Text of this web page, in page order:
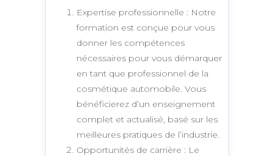
Expertise professionnelle : Notre
formation est conçue pour vous
donner les compétences
nécessaires pour vous démarquer
en tant que professionnel de la
cosmétique automobile. Vous
bénéficierez d’un enseignement
complet et actualisé, basé sur les
meilleures pratiques de l’industrie.
Opportunités de carrière : Le